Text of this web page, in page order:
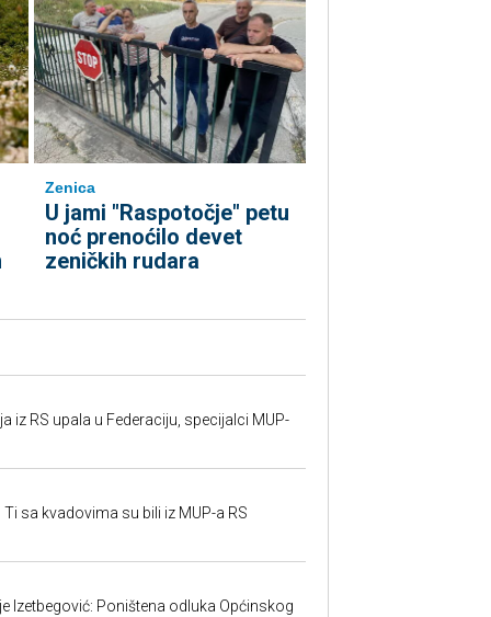
Zenica
U jami "Raspotočje" petu
noć prenoćilo devet
zeničkih rudara
iz RS upala u Federaciju, specijalci MUP-
sa kvadovima su bili iz MUP-a RS
Izetbegović: Poništena odluka Općinskog